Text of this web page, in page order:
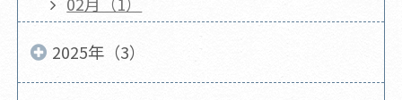
2025年（3）